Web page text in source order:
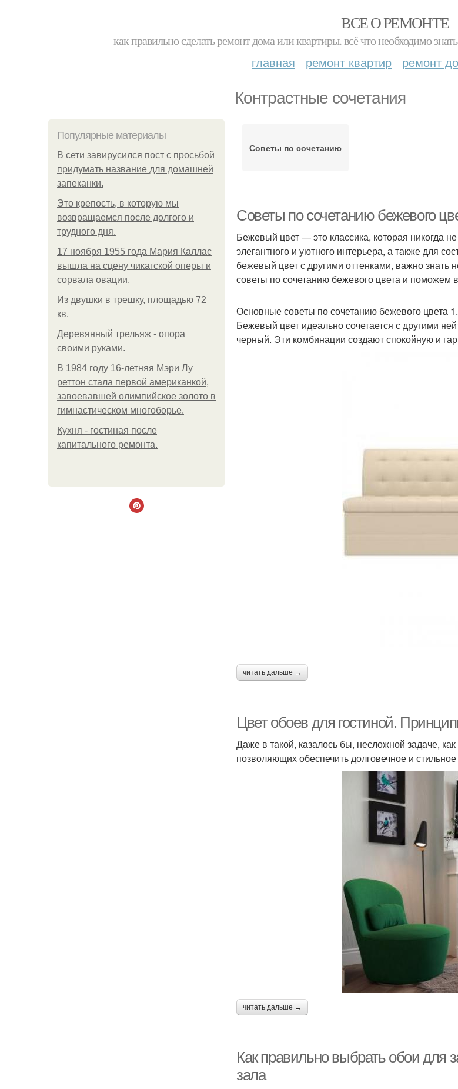
ВСЕ О РЕМОНТЕ
как правильно сделать ремонт дома или квартиры. всё что необходимо
главная ремонт квартир ремонт
Контрастные сочетания
Популярные материалы
В сети завирусился пост с просьбой
придумать название для домашней
запеканки.
Это крепость, в которую мы
возвращаемся после долгого и
трудного дня.
17 ноября 1955 года Мария Каллас
вышла на сцену чикагской оперы и
сорвала овации.
Из двушки в трешку, площадью 72
кв.
Деревянный трельяж - опора
своими руками.
В 1984 году 16-летняя Мэри Лу
реттон стала первой американкой,
завоевавшей олимпийское золото в
гимнастическом многоборье.
Кухня - гостиная после
капитального ремонта.
Советы по сочетанию
Советы по сочетанию бежевого
Бежевый цвет — это классика, которая никогда
элегантного и уютного интерьера, а также для
бежевый цвет с другими оттенками, важно знать
советы по сочетанию бежевого цвета и
Основные советы по сочетанию бежевого цвета
Бежевый цвет идеально сочетается с другими
черный. Эти комбинации создают спокойную и
читать дальше →
Цвет обоев для гостиной.
Даже в такой, казалось бы, несложной задаче,
позволяющих обеспечить долговечное и
читать дальше →
Как правильно выбрать обои для
зала